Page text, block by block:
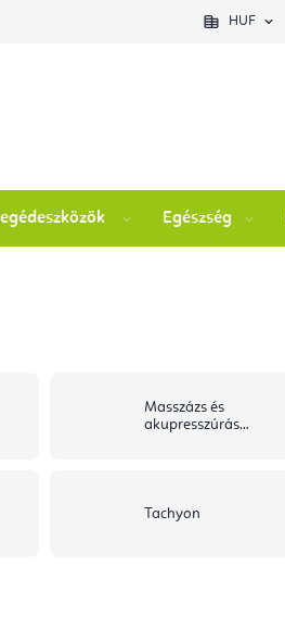
Ellenőrizze a rendelés állapotátHUF
Egészség
Masszázs és
akupresszúrás
Tachyon